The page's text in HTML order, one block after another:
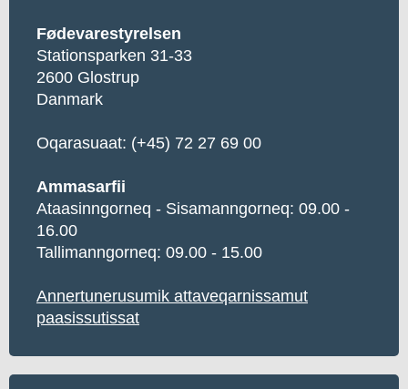
Fødevarestyrelsen
Stationsparken 31-33
2600 Glostrup
Danmark
Oqarasuaat: (+45) 72 27 69 00
Ammasarfii
Ataasinngorneq - Sisamanngorneq: 09.00 -
16.00
Tallimanngorneq: 09.00 - 15.00
Annertunerusumik attaveqarnissamut
paasissutissat